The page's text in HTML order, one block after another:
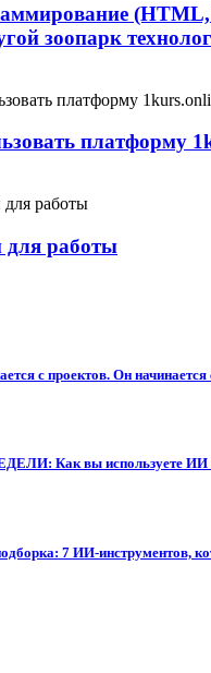
зоопарк
платформу
для работы
с проектов. Он начинается
Как вы используете ИИ в
7 ИИ-инструментов,